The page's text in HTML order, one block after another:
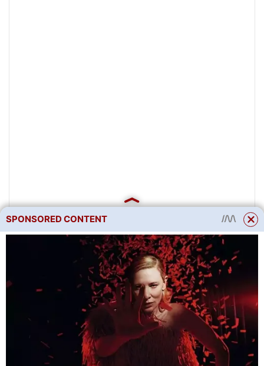
Listy akantové rostliny
Ve středomořských zemích
tato vytrvalá rostlina se svými
zvláštními ostnitými listy
symbolizuje život a
SPONSORED CONTENT